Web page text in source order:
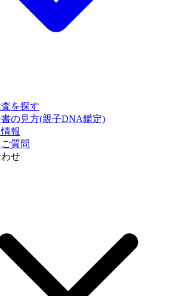
を探す
の見方(親子DNA鑑定)
報
質問
せ